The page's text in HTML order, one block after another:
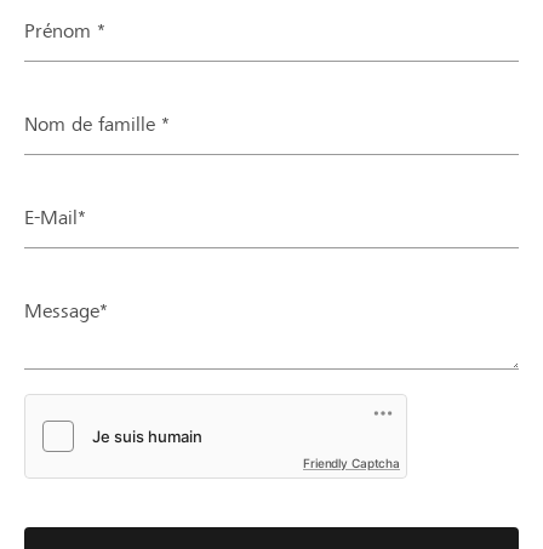
Prénom *
Nom de famille *
E-Mail*
Message*
Friendly Captcha